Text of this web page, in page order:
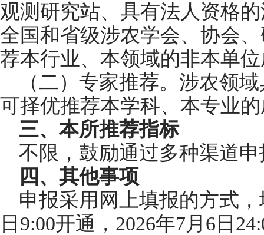
观测研究站、具有法人资格
全国和省级涉农学会、协会
荐本行业、本领域的非本单
（二）专家推荐。涉农领
可择优推荐本学科、本专业
三、本所推荐指标
不限，鼓励通过多种渠道
四、其他事项
申报采用网上填报的方式
日9:00开通，2026年7月6日